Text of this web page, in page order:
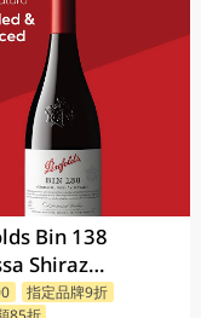
Bin 138
Shiraz
Mataro
指定品牌9折